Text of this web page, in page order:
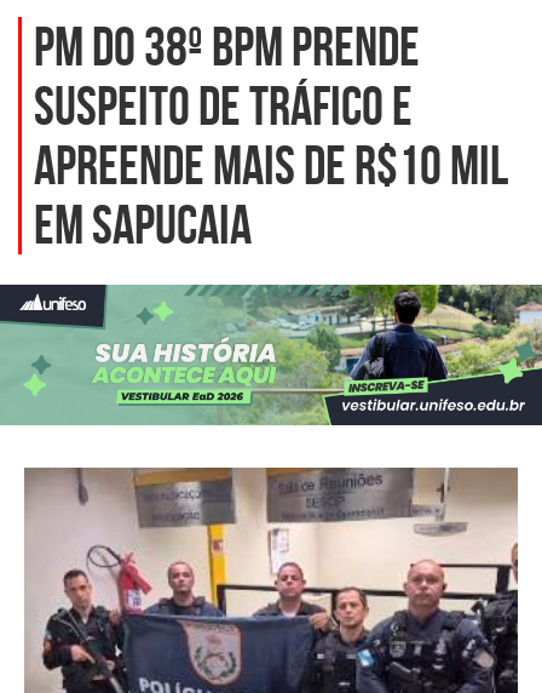
PM do 38º BPM prende
suspeito de tráfico e
apreende mais de R$10 mil
em Sapucaia